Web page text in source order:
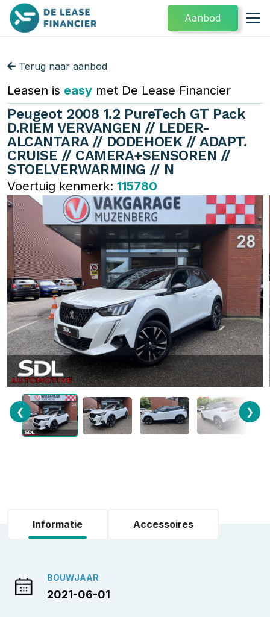
Aanbod
Terug naar aanbod
Leasen is easy met De Lease Financier
Peugeot 2008 1.2 PureTech GT Pack
D.RIEM VERVANGEN // LEDER-
ALCANTARA // DODEHOEK // ADAPT.
CRUISE // CAMERA+SENSOREN //
STOELVERWARMING // N
Voertuig kenmerk: 115780
❮ ❯
Informatie Accessoires
BOUWJAAR
2021-06-01